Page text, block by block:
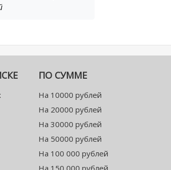
ПО СУММЕ
На 10000 рублей
На 20000 рублей
На 30000 рублей
На 50000 рублей
На 100 000 рублей
На 150 000 рублей